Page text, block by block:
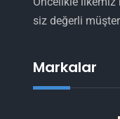
siz değerli
Markalar